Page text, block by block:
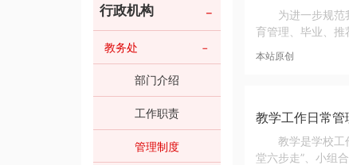
行政机构
教务处
部门介绍
工作职责
管理制度
为进一步规
育管理、毕业、推
本站原创
教学工作日常管
教学是学校工
堂六步走”、小组